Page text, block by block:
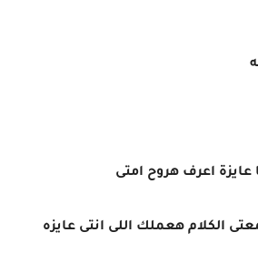
اعرف هروح امتى
الكلام هعملك اللى انتى عايزه